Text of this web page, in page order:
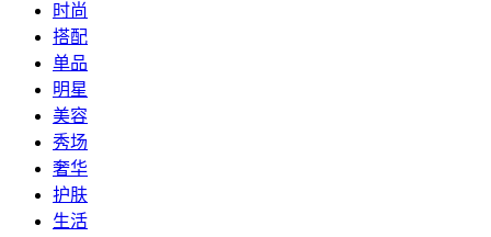
时尚
搭配
单品
明星
美容
秀场
奢华
护肤
生活